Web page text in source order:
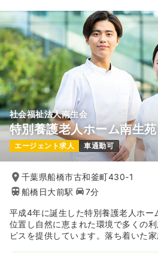
社会福祉法人南生会
特別養護老人ホーム南生苑
エージェント求人 車通勤可
千葉県船橋市古和釜町430-1
船橋日大前駅
7分
平成4年に誕生した特別養護老人ホー
位置し自然に恵まれた環境で多くの
ビスを提供しています。落ち着いた